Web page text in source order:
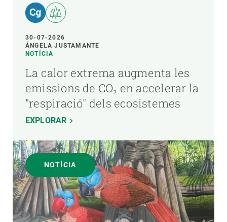
30-07-2026
ÁNGELA JUSTAMANTE
NOTÍCIA
La calor extrema augmenta les
emissions de CO₂ en accelerar la
"respiració" dels ecosistemes
EXPLORAR
NOTÍCIA